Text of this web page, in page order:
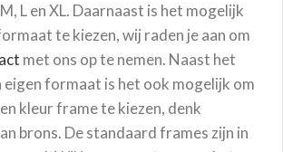
L en XL. Daarnaast is het mogelijk
te kiezen, wij raden je aan om
met ons op te nemen. Naast het
eigen formaat is het ook mogelijk om
kleur frame te kiezen, denk
brons. De standaard frames zijn in